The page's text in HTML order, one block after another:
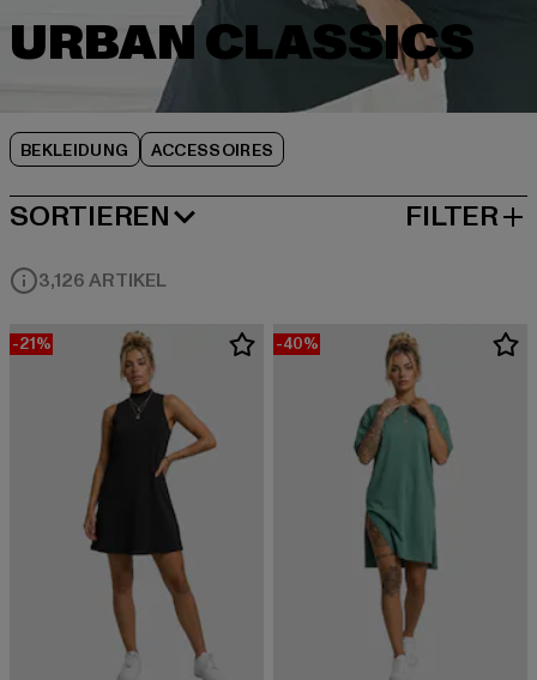
BEKLEIDUNG ACCESSOIRES
SORTIEREN
BELIEBTESTE FILTER
3,126 ARTIKEL
-21% -40%